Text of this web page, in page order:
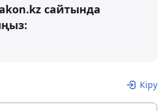
сайтында
Кіру